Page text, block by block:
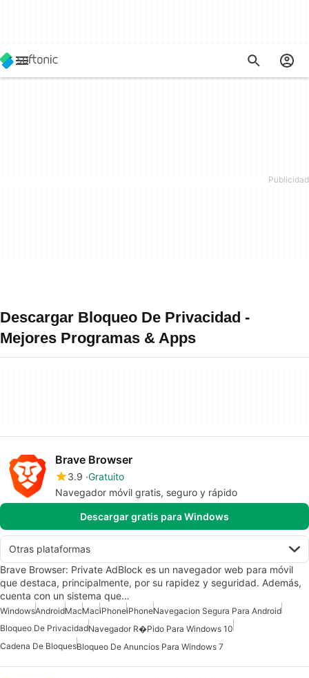
Descargar Bloqueo De Privacidad -
Mejores Programas & Apps
Brave Browser
3.9 Gratuito
Navegador móvil gratis, seguro y rápido
Descargar gratis para Windows
Otras plataformas
Brave Browser: Private AdBlock es un navegador web para móvil
que destaca, principalmente, por su rapidez y seguridad. Además,
cuenta con un sistema que…
WindowsAndroidMacMaciPhoneiPhoneNavegacion Segura Para Android
Bloqueo De PrivacidadNavegador R�pido Para Windows 10
Cadena De BloquesBloqueo De Anuncios Para Windows 7